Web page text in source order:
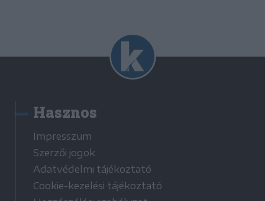
Hasznos
Impresszum
Szerzői jogok
Adatvédelmi tájékoztató
Cookie-kezelési tájékoztató